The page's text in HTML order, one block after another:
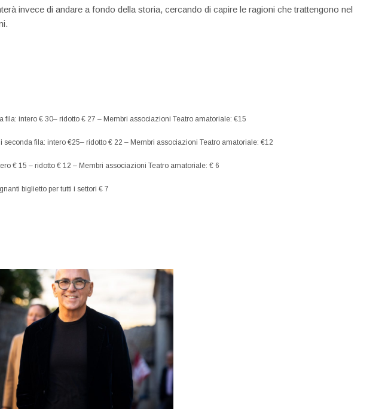
invece di andare a fondo della storia, cercando di capire le ragioni che trattengono nel
fila: intero € 30– ridotto € 27 – Membri associazioni Teatro amatoriale: €15
seconda fila: intero €25– ridotto € 22 – Membri associazioni Teatro amatoriale: €12
€ 15 – ridotto € 12 – Membri associazioni Teatro amatoriale: € 6
biglietto per tutti i settori € 7